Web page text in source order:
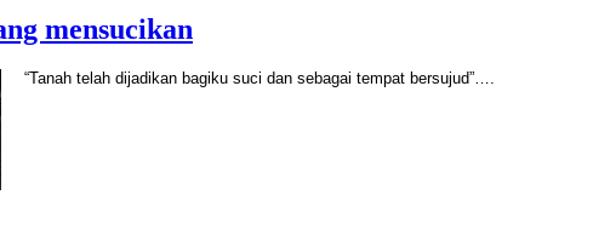
mensucikan
“Tanah telah dijadikan bagiku suci dan sebagai tempat bersujud”….